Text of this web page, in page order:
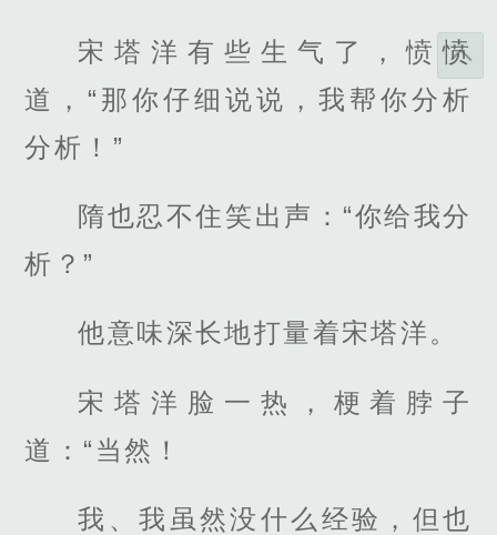
宋塔洋有些生气了，愤愤
道，“那你仔细说说，我帮你分析
分析！”
隋也忍不住笑出声：“你给我分
析？”
他意味深长地打量着宋塔洋。
宋塔洋脸一热，梗着脖子
道：“当然！
我、我虽然没什么经验，但也